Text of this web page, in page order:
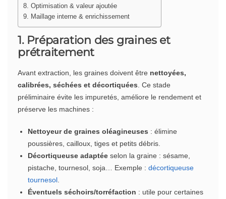
8. Optimisation & valeur ajoutée
9. Maillage interne & enrichissement
1. Préparation des graines et
prétraitement
Avant extraction, les graines doivent être nettoyées,
calibrées, séchées et décortiquées. Ce stade
préliminaire évite les impuretés, améliore le rendement et
préserve les machines :
Nettoyeur de graines oléagineuses : élimine
poussières, cailloux, tiges et petits débris.
Décortiqueuse adaptée selon la graine : sésame,
pistache, tournesol, soja… Exemple : décortiqueuse
tournesol
Éventuels séchoirs/torréfaction : utile pour certaines